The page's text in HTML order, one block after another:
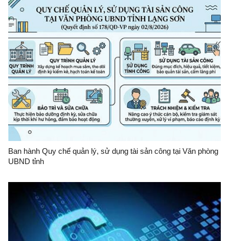
Ban hành Quy chế quản lý, sử dụng tài sản công tại Văn phòng
UBND tỉnh